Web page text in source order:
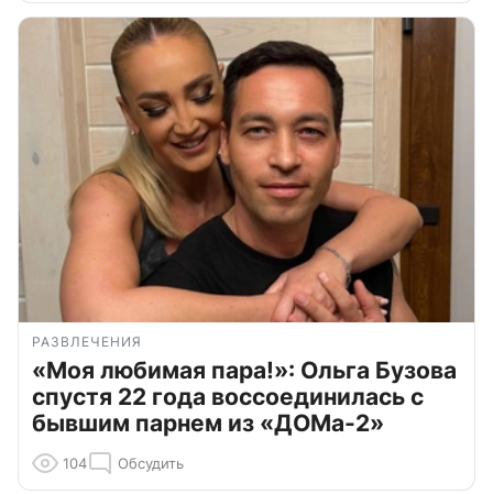
РАЗВЛЕЧЕНИЯ
«Моя любимая пара!»: Ольга Бузова
спустя 22 года воссоединилась с
бывшим парнем из «ДОМа-2»
104 Обсудить